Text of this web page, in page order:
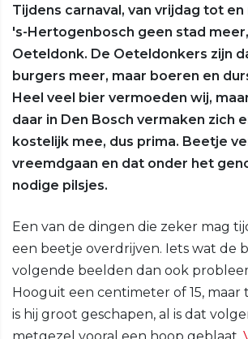
Tijdens carnaval, van vrijdag tot
's-Hertogenbosch geen stad
Oeteldonk. De Oeteldonkers zijn
burgers meer, maar boeren en
Heel veel bier vermoeden wij,
daar in Den Bosch vermaken zich
kostelijk mee, dus prima. Beetje
vreemdgaan en dat onder het
nodige pilsjes.
Een van de dingen die zeker mag
een beetje overdrijven. Iets wat de
volgende beelden dan ook
Hooguit een centimeter of 15, maar
is hij groot geschapen, al is dat